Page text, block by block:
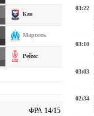
Кан
Марсель
Реймс
ФРА 14/15
03:22
03:10
03:03
02:34